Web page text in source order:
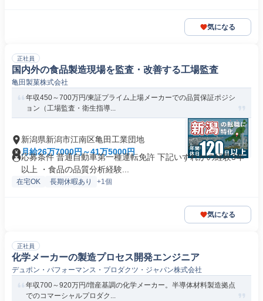
気になる
正社員
国内外の食品製造現場を監査・改善する工場監査
亀田製菓株式会社
年収450～700万円/東証プライム上場メーカーでの品質保証ポジシ
ョン（工場監査・衛生指導...
新潟県新潟市江南区亀田工業団地
月給26万7000円～41万5000円
応募条件 普通自動車第一種運転免許 下記いずれかの経験3年
以上 ・食品の品質分析経験...
在宅OK 長期休暇あり +1個
気になる
正社員
化学メーカーの製造プロセス開発エンジニア
デュポン・パフォーマンス・プロダクツ・ジャパン株式会社
年収700～920万円/増産基調の化学メーカー。半導体材料製造拠点
でのコマーシャルプロダク...